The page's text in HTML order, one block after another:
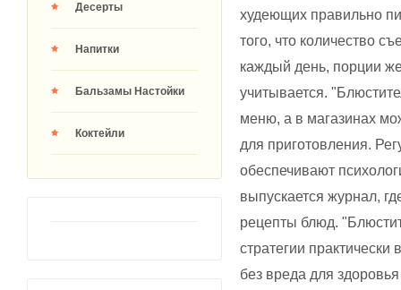
Десерты
Напитки
Бальзамы Настойки
Коктейли
худеющих правильно
того, что количество
каждый день, порции
учитывается.
меню, а в магазинах
для приготовления.
обеспечивают
выпускается журнал,
рецепты блюд.
стратегии
без вреда для